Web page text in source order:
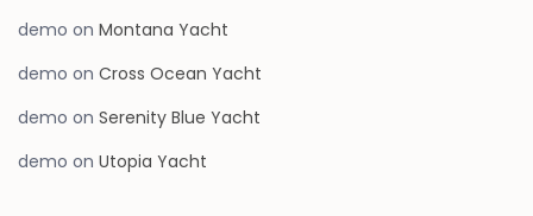
demo onMontana Yacht
demo onCross Ocean Yacht
demo onSerenity Blue Yacht
demo onUtopia Yacht